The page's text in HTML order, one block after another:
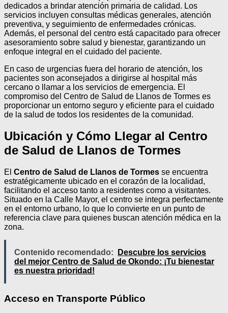
dedicados a brindar atención primaria de calidad. Los
servicios incluyen consultas médicas generales, atención
preventiva, y seguimiento de enfermedades crónicas.
Además, el personal del centro está capacitado para ofrecer
asesoramiento sobre salud y bienestar, garantizando un
enfoque integral en el cuidado del paciente.
En caso de urgencias fuera del horario de atención, los
pacientes son aconsejados a dirigirse al hospital más
cercano o llamar a los servicios de emergencia. El
compromiso del Centro de Salud de Llanos de Tormes es
proporcionar un entorno seguro y eficiente para el cuidado
de la salud de todos los residentes de la comunidad.
Ubicación y Cómo Llegar al Centro
de Salud de Llanos de Tormes
El Centro de Salud de Llanos de Tormes se encuentra
estratégicamente ubicado en el corazón de la localidad,
facilitando el acceso tanto a residentes como a visitantes.
Situado en la Calle Mayor, el centro se integra perfectamente
en el entorno urbano, lo que lo convierte en un punto de
referencia clave para quienes buscan atención médica en la
zona.
Contenido recomendado:
Descubre los servicios
del mejor Centro de Salud de Okondo: ¡Tu bienestar
es nuestra prioridad!
Acceso en Transporte Público